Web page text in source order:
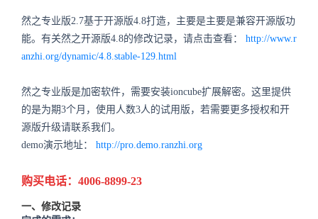
然之专业版2.7基于开源版4.8打造，主要是主要是兼容开源版功
能。有关然之开源版4.8的修改记录，请点击查看： http://www.r
anzhi.org/dynamic/4.8.stable-129.html
然之专业版是加密软件，需要安装ioncube扩展解密。这里提供
的是为期3个月，使用人数3人的试用版，若需要更多授权和开
源版升级请联系我们。
demo演示地址： http://pro.demo.ranzhi.org
购买电话：4006-8899-23
一、修改记录